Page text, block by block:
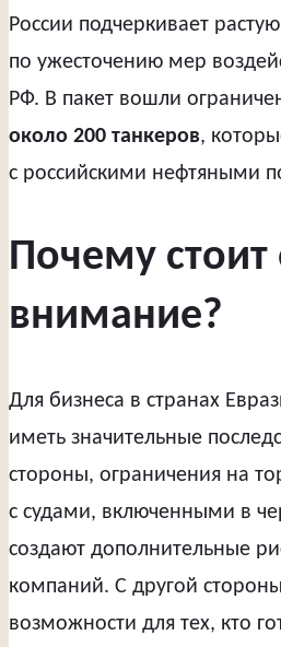
России подчеркивает
по ужесточению мер
РФ. В пакет вошли
около 200 танкеров,
с российскими нефтяными
Почему стоит
внимание?
Для бизнеса в странах
иметь значительные
стороны, ограничения на
с судами, включенными в
создают дополнительные
компаний. С другой
возможности для тех, кто